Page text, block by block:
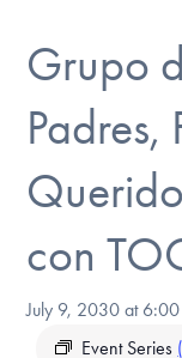
For Professionals
Grupo
Padres,
con
July 9, 2030 at 6:00
Event Series